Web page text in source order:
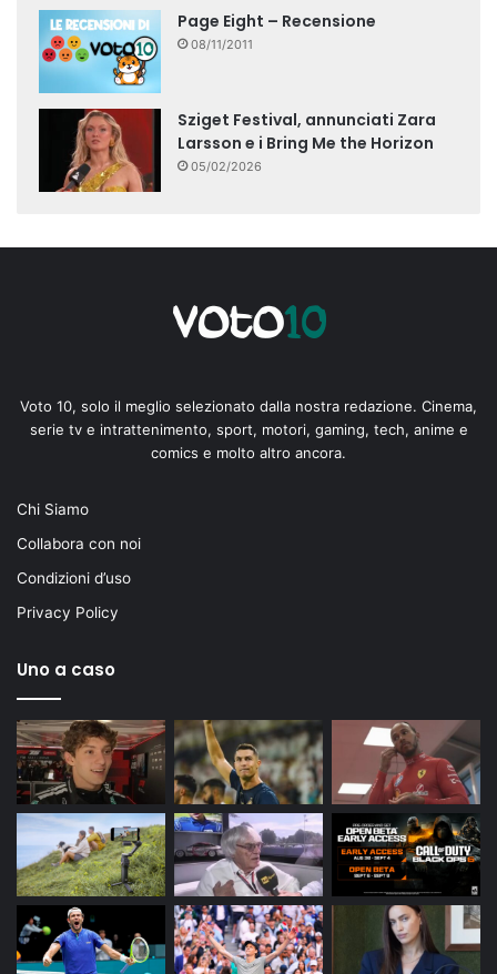
Page Eight – Recensione
08/11/2011
Sziget Festival, annunciati Zara
Larsson e i Bring Me the Horizon
05/02/2026
Voto 10, solo il meglio selezionato dalla nostra redazione. Cinema,
serie tv e intrattenimento, sport, motori, gaming, tech, anime e
comics e molto altro ancora.
Chi Siamo
Collabora con noi
Condizioni d’uso
Privacy Policy
Uno a caso